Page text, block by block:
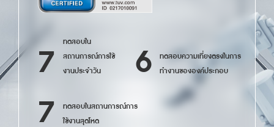
7
ทดสอบใน
สถานการณ์การใช้
งานประจำวัน
6
ทดสอบความเที่ยงตรงในการ
ทำงานขององค์ประกอบ
7
ทดสอบในสถานการณ์การ
ใช้งานสุดโหด